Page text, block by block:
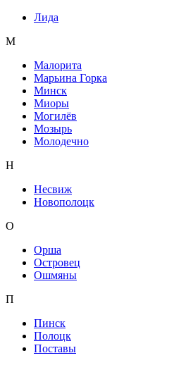
Лида
М
Малорита
Марьина Горка
Минск
Миоры
Могилёв
Мозырь
Молодечно
Н
Несвиж
Новополоцк
О
Орша
Островец
Ошмяны
П
Пинск
Полоцк
Поставы